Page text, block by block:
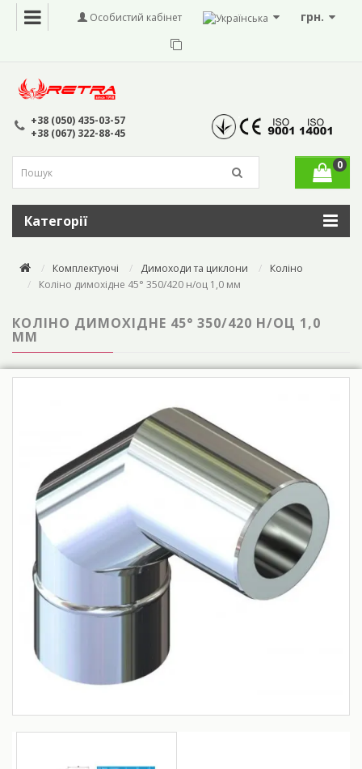
грн.
Особистий кабінет
+38 (050) 435-03-57
+38 (067) 322-88-45
0
Категорії
Комплектуючі Димоходи та циклони
Коліно
Коліно димохідне 45° 350/420 н/оц 1,0 мм
КОЛІНО ДИМОХІДНЕ 45° 350/420 Н/ОЦ 1,0
ММ